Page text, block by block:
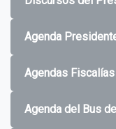
Agenda
Agendas
Agenda del Bus